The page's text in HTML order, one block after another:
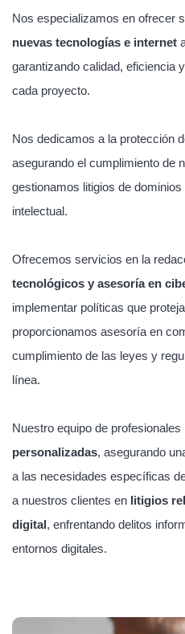
Nos especializamos en ofrecer
nuevas tecnologías e internet
garantizando calidad, eficiencia
cada proyecto.
Nos dedicamos a la protección
asegurando el cumplimiento de
gestionamos litigios de
intelectual.
Ofrecemos servicios en la
tecnológicos y asesoría en
implementar políticas que
proporcionamos asesoría en
cumplimiento de las leyes y
línea.
Nuestro equipo de profesionales
personalizadas, asegurando
a las necesidades específicas
a nuestros clientes en litigios
digital, enfrentando delitos
entornos digitales.